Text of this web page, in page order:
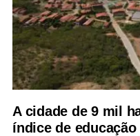
A cidade de 9 mil
índice de educação